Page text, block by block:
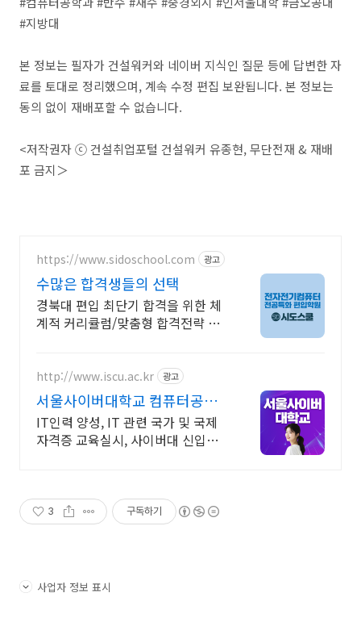
#지방대
본 정보는 필자가 건설워커와 네이버 지식인 질문 등에 답변한 자
료를 토대로 정리했으며, 계속 수정 편집 보완됩니다. 본 정보는
동의 없이 재배포할 수 없습니다.
<저작권자 ⓒ 건설취업포털 건설워커 유종현, 무단전재 & 재배
포 금지＞
https://www.sidoschool.com 광고
수많은 합격생들의 선택
경북대 편입 최단기 합격을 위한 체
계적 커리큘럼/맞춤형 합격전략 제
http://www.iscu.ac.kr 광고
서울사이버대학교 컴퓨터공학
과 2026 가을학기 신편입생
IT인력 양성, IT 관련 국가 및 국제
자격증 교육실시, 사이버대 신입생
3 구독하기
사업자 정보 표시